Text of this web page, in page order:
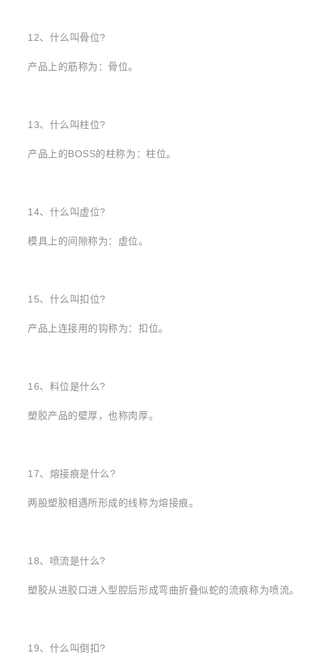
12、什么叫骨位?
产品上的筋称为：骨位。
13、什么叫柱位?
产品上的BOSS的柱称为：柱位。
14、什么叫虚位?
模具上的间隙称为：虚位。
15、什么叫扣位?
产品上连接用的钩称为：扣位。
16、料位是什么?
塑胶产品的壁厚，也称肉厚。
17、熔接痕是什么?
两股塑胶相遇所形成的线称为熔接痕。
18、喷流是什么?
塑胶从进胶口进入型腔后形成弯曲折叠似蛇的流痕称为喷流。
19、什么叫倒扣?